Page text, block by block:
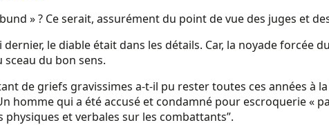
» ? Ce serait, assurément du point de vue des juges et
le diable était dans les détails. Car, la noyade forcée
du bon sens.
de griefs gravissimes a-t-il pu rester toutes ces années à
homme qui a été accusé et condamné pour escroquerie «
physiques et verbales sur les combattants”.